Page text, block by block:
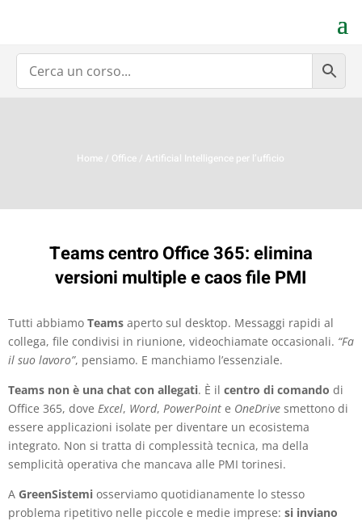
Home / Office / Artificial Intelligence per l’ufficio
Teams centro Office 365: elimina
versioni multiple e caos file PMI
Tutti abbiamo Teams aperto sul desktop. Messaggi rapidi al
collega, file condivisi in riunione, videochiamate occasionali. “Fa
il suo lavoro”, pensiamo. E manchiamo l’essenziale.
Teams non è una chat con allegati. È il centro di comando di
Office 365, dove Excel, Word, PowerPoint e OneDrive smettono di
essere applicazioni isolate per diventare un ecosistema
integrato. Non si tratta di complessità tecnica, ma della
semplicità operativa che mancava alle PMI torinesi.
A GreenSistemi osserviamo quotidianamente lo stesso
problema ripetitivo nelle piccole e medie imprese: si inviano